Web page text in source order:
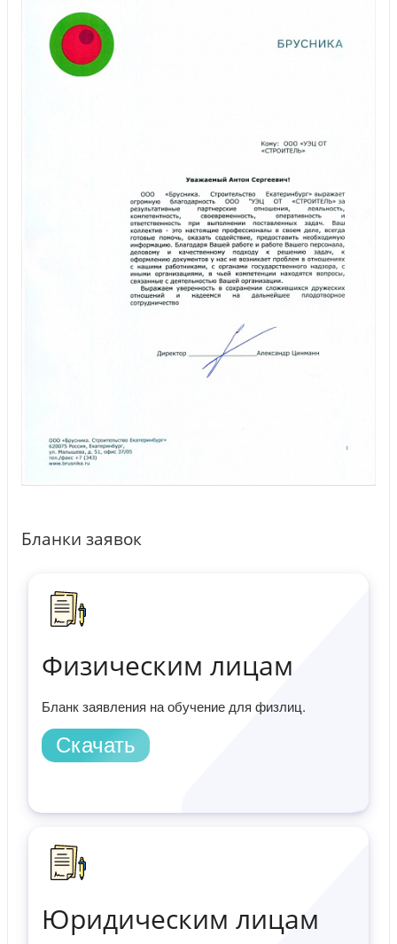
Бланки заявок
Физическим лицам
Бланк заявления на обучение для физлиц.
Скачать
Юридическим лицам